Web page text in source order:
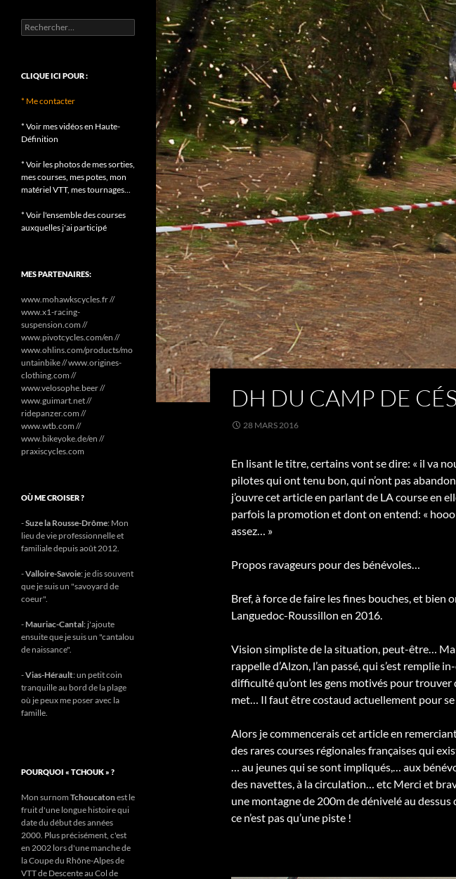
DH DU CAMP DE
28 MARS 2016
En lisant le titre, certains vont se dire: « il va
pilotes qui ont tenu bon, qui n’ont pas
j’ouvre cet article en parlant de LA course en
parfois la promotion et dont on entend: « hooo
assez… »
Propos ravageurs pour des bénévoles…
Bref, à force de faire les fines bouches, et
Languedoc-Roussillon en 2016.
Vision simpliste de la situation, peut-être…
rappelle d’Alzon, l’an passé, qui s’est
difficulté qu’ont les gens motivés pour
met… Il faut être costaud actuellement pour
Alors je commencerais cet article en
des rares courses régionales françaises qui
… au jeunes qui se sont impliqués,… aux
des navettes, à la circulation… etc Merci et
une montagne de 200m de dénivelé au
ce n’est pas qu’une piste !
Rechercher :
CLIQUE ICI POUR :
* Me contacter
* Voir mes vidéos en Haute-
Définition
* Voir les photos de mes sorties,
mes courses, mes potes, mon
matériel VTT, mes tournages...
* Voir l'ensemble des courses
auxquelles j'ai participé
MES PARTENAIRES:
www.mohawkscycles.fr //
www.x1-racing-
suspension.com //
www.pivotcycles.com/en //
www.ohlins.com/products/mo
untainbike // www.origines-
clothing.com //
www.velosophe.beer //
www.guimart.net //
ridepanzer.com //
www.wtb.com //
www.bikeyoke.de/en //
praxiscycles.com
OÙ ME CROISER ?
-Suze la Rousse-Drôme: Mon
lieu de vie professionnelle et
familiale depuis août 2012.
-Valloire-Savoie: je dis souvent
que je suis un "savoyard de
coeur".
- Mauriac-Cantal: j'ajoute
ensuite que je suis un "cantalou
de naissance".
-Vias-Hérault: un petit coin
tranquille au bord de la plage
où je peux me poser avec la
famille.
POURQUOI « TCHOUK » ?
Mon surnom Tchoucatonest le
fruit d'une longue histoire qui
date du début des années
2000. Plus précisément, c'est
en 2002 lors d'une manche de
la Coupe du Rhône-Alpes de
VTT de Descente au Col de